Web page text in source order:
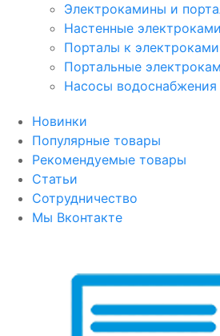
Электрокамины и
Настенные
Порталы к
Портальные
Насосы водоснабжения
Новинки
Популярные товары
Рекомендуемые товары
Статьи
Сотрудничество
Мы Вконтакте